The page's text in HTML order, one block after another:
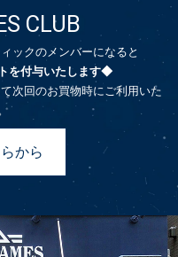
CLUB
ックのメンバーになると
を付与いたします◆
次回のお買物時にご利用いた
から